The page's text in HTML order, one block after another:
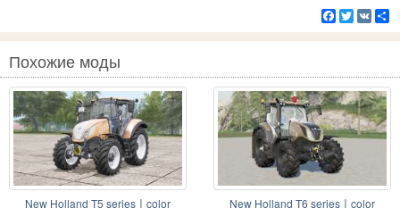
Facebook
Twitter
VK
Похожие моды
New Holland T5 series〡color
New Holland T6 series〡color